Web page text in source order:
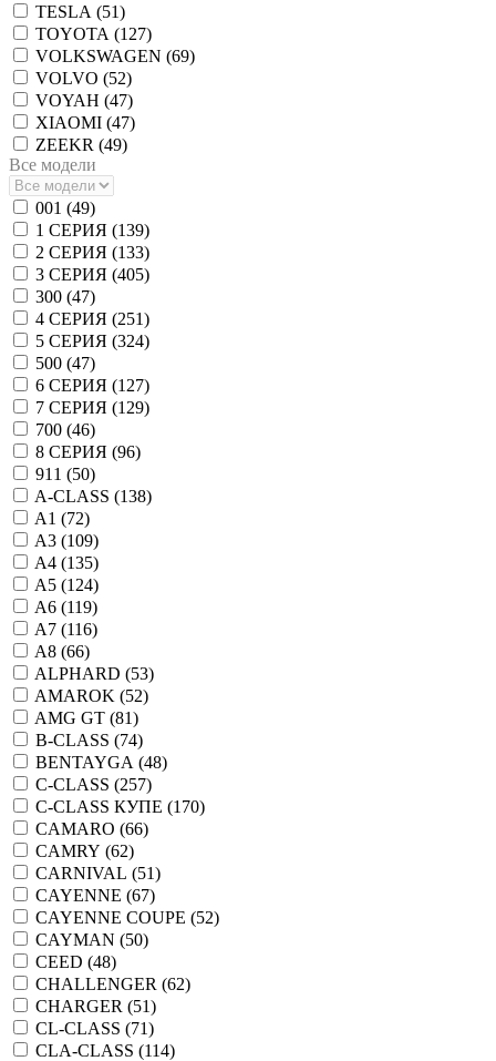
TESLA (51)
TOYOTA (127)
VOLKSWAGEN (69)
VOLVO (52)
VOYAH (47)
XIAOMI (47)
ZEEKR (49)
Все модели
001 (49)
1 СЕРИЯ (139)
2 СЕРИЯ (133)
3 СЕРИЯ (405)
300 (47)
4 СЕРИЯ (251)
5 СЕРИЯ (324)
500 (47)
6 СЕРИЯ (127)
7 СЕРИЯ (129)
700 (46)
8 СЕРИЯ (96)
911 (50)
A-CLASS (138)
A1 (72)
A3 (109)
A4 (135)
A5 (124)
A6 (119)
A7 (116)
A8 (66)
ALPHARD (53)
AMAROK (52)
AMG GT (81)
B-CLASS (74)
BENTAYGA (48)
C-CLASS (257)
C-CLASS КУПЕ (170)
CAMARO (66)
CAMRY (62)
CARNIVAL (51)
CAYENNE (67)
CAYENNE COUPE (52)
CAYMAN (50)
CEED (48)
CHALLENGER (62)
CHARGER (51)
CL-CLASS (71)
CLA-CLASS (114)